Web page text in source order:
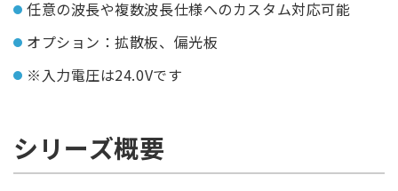
任意の波長や複数波長仕様へのカスタム対応可能
オプション：拡散板、偏光板
※入力電圧は24.0Vです
シリーズ概要